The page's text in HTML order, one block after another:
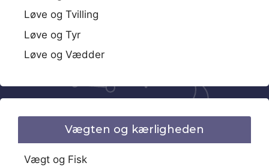
Løve og Tvilling
Løve og Tyr
Løve og Vædder
Vægten og kærligheden
Vægt og Fisk